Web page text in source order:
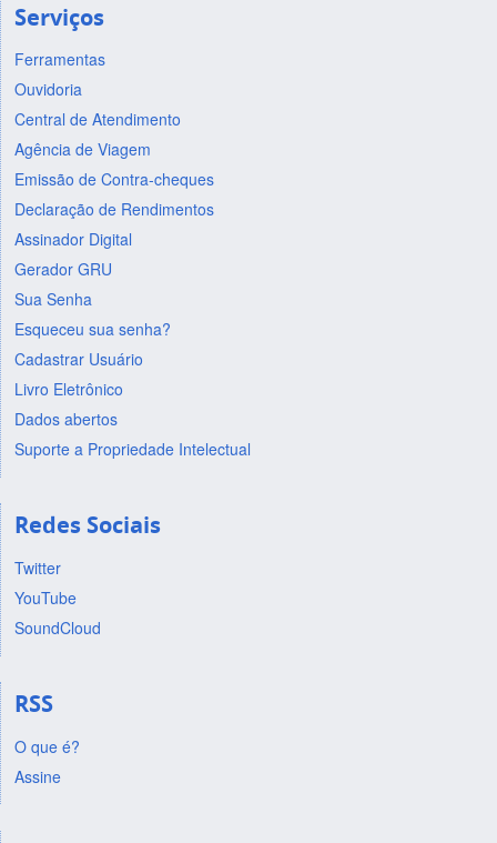
Serviços
Ferramentas
Ouvidoria
Central de Atendimento
Agência de Viagem
Emissão de Contra-cheques
Declaração de Rendimentos
Assinador Digital
Gerador GRU
Sua Senha
Esqueceu sua senha?
Cadastrar Usuário
Livro Eletrônico
Dados abertos
Suporte a Propriedade Intelectual
Redes Sociais
Twitter
YouTube
SoundCloud
RSS
O que é?
Assine